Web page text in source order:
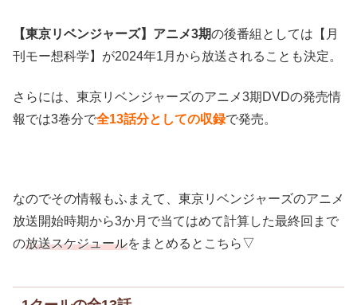
【東京リベンジャーズ】アニメ3期の後番組としては【月
刊モー想科学】が2024年1月から放送されることも決定。
さらには、東京リベンジャーズのアニメ3期DVDの発売情
報では3巻分で全13話分としての収録で発売。
なのでその情報もふまえて、東京リベンジャーズのアニメ
放送開始時期から3か月で当てはめて計算した最終回まで
の放送スケジュールをまとめるとこちら▽